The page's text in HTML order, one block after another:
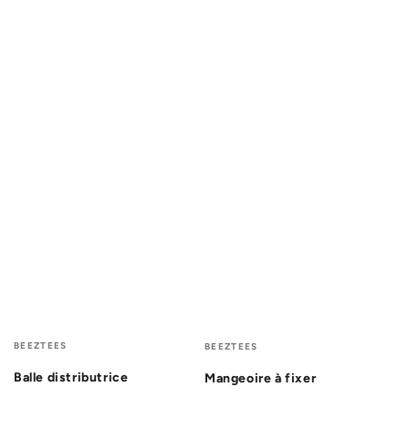
Fournisseur:
BEEZTEES
Balle distributrice
Fournisseur:
BEEZTEES
Mangeoire à fixer